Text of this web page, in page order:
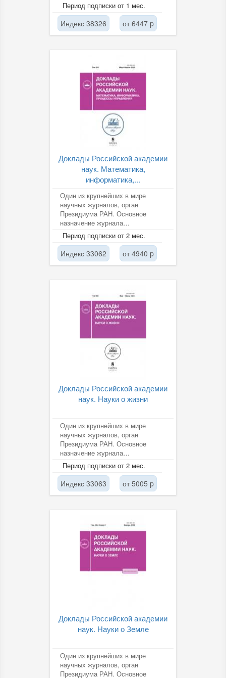
Период подписки от 1 мес.
Индекс 38326 от 6447 p
Доклады Российской академии
наук. Математика,
информатика,...
Один из крупнейших в мире
научных журналов, орган
Президиума РАН. Основное
назначение журнала
заключается, прежде всего, в
публикации сообщений о...
Период подписки от 2 мес.
Индекс 33062 от 4940 p
Доклады Российской академии
наук. Науки о жизни
Один из крупнейших в мире
научных журналов, орган
Президиума РАН. Основное
назначение журнала
заключается, прежде всего, в
публикации сообщений о...
Период подписки от 2 мес.
Индекс 33063 от 5005 p
Доклады Российской академии
наук. Науки о Земле
Один из крупнейших в мире
научных журналов, орган
Президиума РАН. Основное